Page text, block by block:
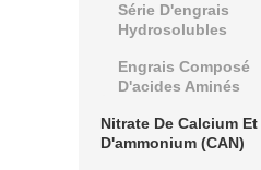
Série D'engrais
Hydrosolubles
Engrais Composé
D'acides Aminés
Nitrate De Calcium Et
D'ammonium (CAN)